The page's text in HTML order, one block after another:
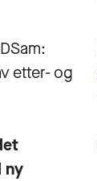
etter- og
ny